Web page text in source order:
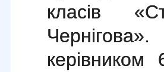
класів
керівником